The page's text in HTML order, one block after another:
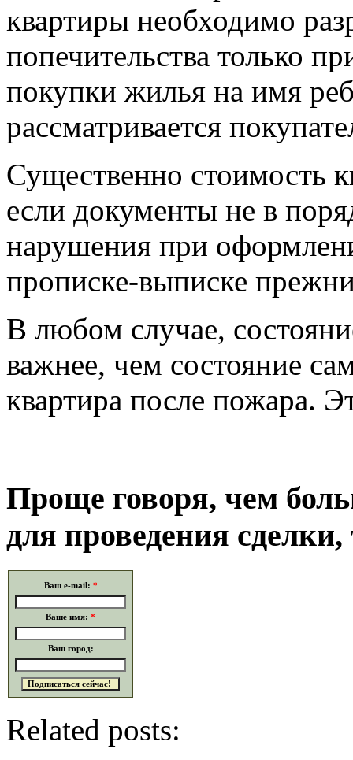
квартиры необходимо
попечительства только
покупки жилья на имя
рассматривается
Существенно стоимость
если документы не в
нарушения при
прописке-выписке
В любом случае,
важнее, чем состояние
квартира после пожара.
Проще говоря, чем
для проведения
Ваш e-mail: *
Ваше имя: *
Ваш город:
Related posts: